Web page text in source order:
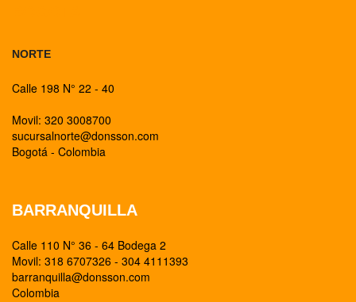
NORTE
Calle 198 N° 22 - 40
Movil: 320 3008700
sucursalnorte@donsson.com
Bogotá - Colombia
BARRANQUILLA
Calle 110 N° 36 - 64 Bodega 2
Movil: 318 6707326 - 304 4111393
barranquilla@donsson.com
Colombia